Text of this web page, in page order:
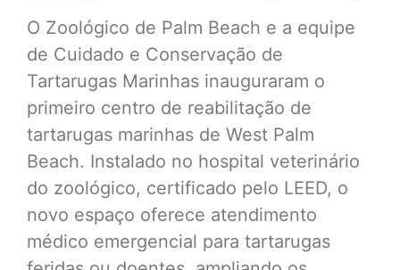
O Zoológico de Palm Beach e a equipe
de Cuidado e Conservação de
Tartarugas Marinhas inauguraram o
primeiro centro de reabilitação de
tartarugas marinhas de West Palm
Beach. Instalado no hospital veterinário
do zoológico, certificado pelo LEED, o
novo espaço oferece atendimento
médico emergencial para tartarugas